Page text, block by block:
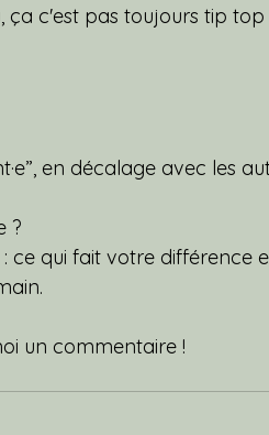
c'est pas toujours tip top
en décalage avec les
?
ce qui fait votre différence
un commentaire !